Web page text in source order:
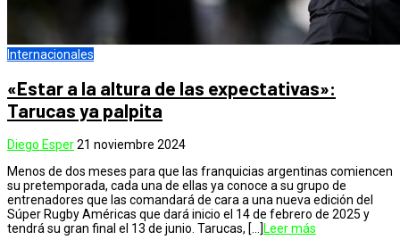
Internacionales
«Estar a la altura de las expectativas»:
Tarucas ya palpita
Diego Esper21 noviembre 2024
Menos de dos meses para que las franquicias argentinas comiencen
su pretemporada, cada una de ellas ya conoce a su grupo de
entrenadores que las comandará de cara a una nueva edición del
Súper Rugby Américas que dará inicio el 14 de febrero de 2025 y
tendrá su gran final el 13 de junio. Tarucas, […] Leer más